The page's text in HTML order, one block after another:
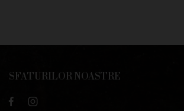
SFATURILOR NOASTRE